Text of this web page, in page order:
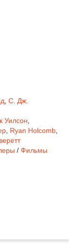
С. Дж.
Уилсон
Ryan Holcomb
/ Фильмы